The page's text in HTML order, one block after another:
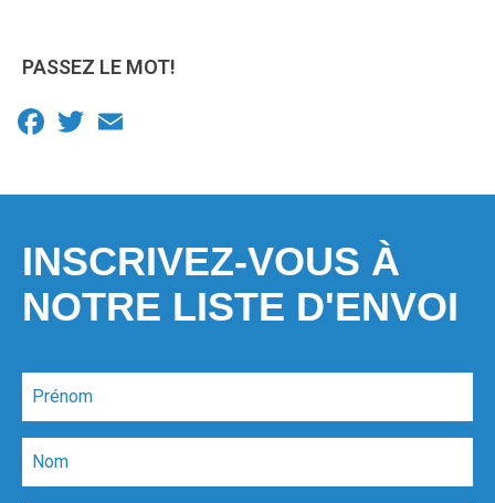
PASSEZ LE MOT!
Facebook
Twitter
INSCRIVEZ-VOUS À
NOTRE LISTE D'ENVOI